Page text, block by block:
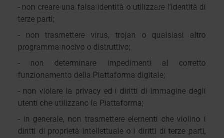
- non creare una falsa identità o utilizzare l’identità di
terze parti;
- non trasmettere virus, trojan o qualsiasi altro
programma nocivo o distruttivo;
- non determinare impedimenti al corretto
funzionamento della Piattaforma digitale;
- non violare la privacy ed i diritti di immagine degli
utenti che utilizzano la Piattaforma;
- in generale, non trasmettere elementi che violino i
diritti di proprietà intellettuale o i diritti di terze parti,